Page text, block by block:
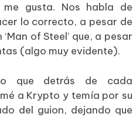
gusta. Nos habla de
lo correcto, a pesar de
of Steel’ que, a pesar
(algo muy evidente).
que detrás de cada
a Krypto y temía por su
del guion, dejando que